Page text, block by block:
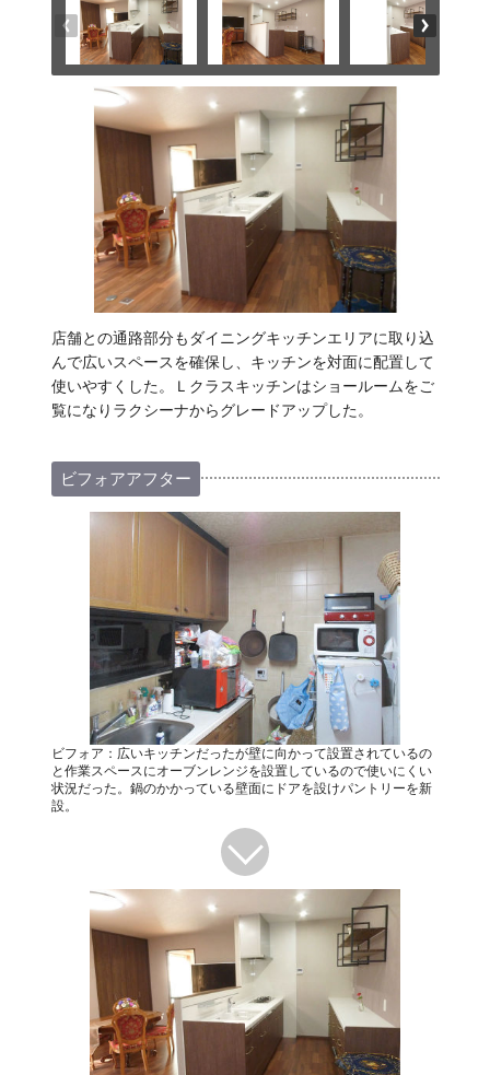
店舗との通路部分もダイニングキッチンエリアに取り込
んで広いスペースを確保し、キッチンを対面に配置して
使いやすくした。Ｌクラスキッチンはショールームをご
覧になりラクシーナからグレードアップした。
ビフォアアフター
ビフォア：広いキッチンだったが壁に向かって設置されているの
と作業スペースにオーブンレンジを設置しているので使いにくい
状況だった。鍋のかかっている壁面にドアを設けパントリーを新
設。